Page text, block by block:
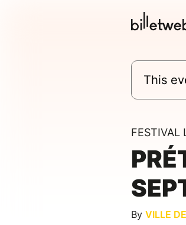
This
FESTIVAL
By VILLE